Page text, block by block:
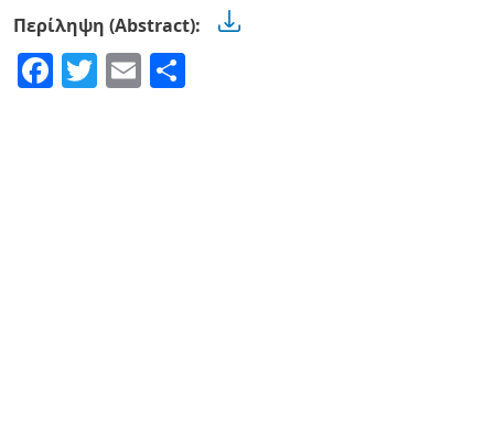
Περίληψη (Abstract):
Facebook
Twitter
Email